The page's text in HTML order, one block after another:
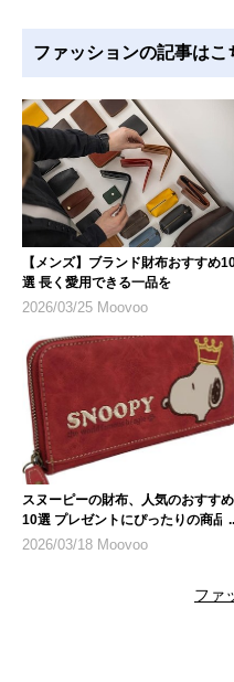
ファッションの記事はこ
【メンズ】ブランド財布おすすめ
選 長く愛用できる一品を
2026/03/25 Moovoo
スヌーピーの財布、人気のおすすめ
10選 プレゼントにぴったりの商品
も
2026/03/18 Moovoo
ファ